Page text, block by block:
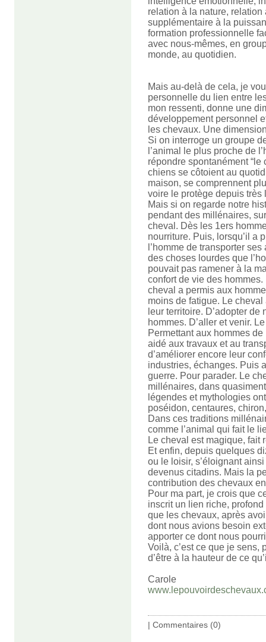
relation à la nature,
supplémentaire à la
formation professionnelle
avec nous-mêmes, en
monde, au quotidien.
Mais au-delà de cela, je
personnelle du lien entre
mon ressenti, donne une
développement personnel
les chevaux. Une
Si on interroge un groupe
l’animal le plus proche de
répondre spontanément “le
chiens se côtoient au
maison, se comprennent
voire le protège depuis très
Mais si on regarde notre
pendant des millénaires,
cheval. Dès les 1ers
nourriture. Puis, lorsqu’il a
l’homme de transporter
des choses lourdes que
pouvait pas ramener à la
confort de vie des
cheval a permis aux
moins de fatigue. Le
leur territoire. D’adopter
hommes. D’aller et venir.
Permettant aux hommes
aidé aux travaux et au
d’améliorer encore leur
industries, échanges. Puis
guerre. Pour parader. Le
millénaires, dans
légendes et mythologies
poséidon, centaures,
Dans ces traditions
comme l’animal qui fait le
Le cheval est magique, fait
Et enfin, depuis quelques
ou le loisir, s’éloignant
devenus citadins. Mais la
contribution des chevaux
Pour ma part, je crois que
inscrit un lien riche,
que les chevaux, après
dont nous avions besoin
apporter ce dont nous
Voilà, c’est ce que je sens,
d’être à la hauteur de ce
Carole
| Commentaires (0)